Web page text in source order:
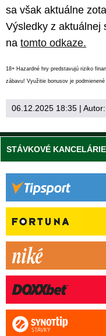
sa však aktuálne
Výsledky z aktuálnej
na tomto odkaze.
18+ Hazardné hry predstavujú riziko
zábavu! Využitie bonusov je
06.12.2025 18:35 | Autor:
STÁVKOVÉ KANCELÁRIE